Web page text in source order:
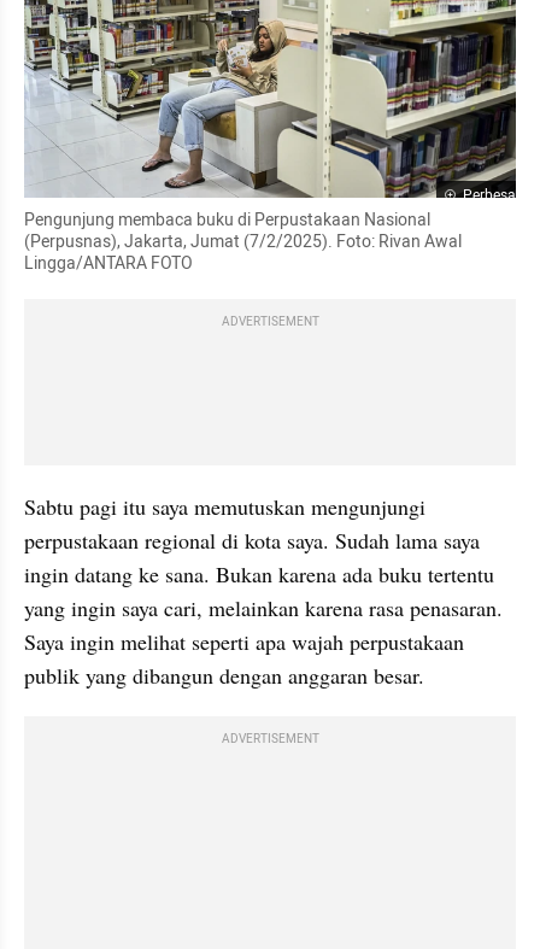
Perbesar
Pengunjung membaca buku di Perpustakaan Nasional
(Perpusnas), Jakarta, Jumat (7/2/2025). Foto: Rivan Awal
Lingga/ANTARA FOTO
ADVERTISEMENT
Sabtu pagi itu saya memutuskan mengunjungi
perpustakaan regional di kota saya. Sudah lama saya
ingin datang ke sana. Bukan karena ada buku tertentu
yang ingin saya cari, melainkan karena rasa penasaran.
Saya ingin melihat seperti apa wajah perpustakaan
publik yang dibangun dengan anggaran besar.
ADVERTISEMENT